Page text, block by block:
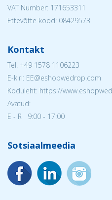
VAT Number: 171653311
Ettevõtte kood: 08429573
Kontakt
Tel: +49 1578 1106223
E-kiri: EE@eshopwedrop.com
Koduleht: https://
Avatud:
E - R 9:00 - 17:00
Sotsiaalmeedia